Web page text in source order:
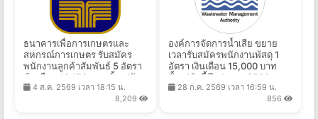
ธนาคารเพื่อการเกษตรและ
สหกรณ์การเกษตร รับสมัคร
เงินเดือน 18,150 บาท ตั้งแต่วัน
4 ส.ค. 2569 เวลา 18:15 น.
8,209
องค์การจัดการน้ำเสีย ขยาย
เวลารับสมัครพนักงานพัสดุ 1
ตั้งแต่บัดนี้ถึง 4 ก.ย. 2569
28 ก.ค. 2569 เวลา 16:59 น.
856